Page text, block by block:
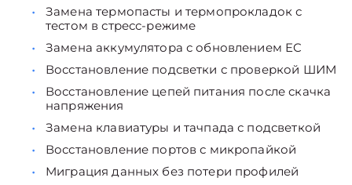
Замена термопасты и термопрокладок с
тестом в стресс-режиме
Замена аккумулятора с обновлением EC
Восстановление подсветки с проверкой ШИМ
Восстановление цепей питания после скачка
напряжения
Замена клавиатуры и тачпада с подсветкой
Восстановление портов с микропайкой
Миграция данных без потери профилей